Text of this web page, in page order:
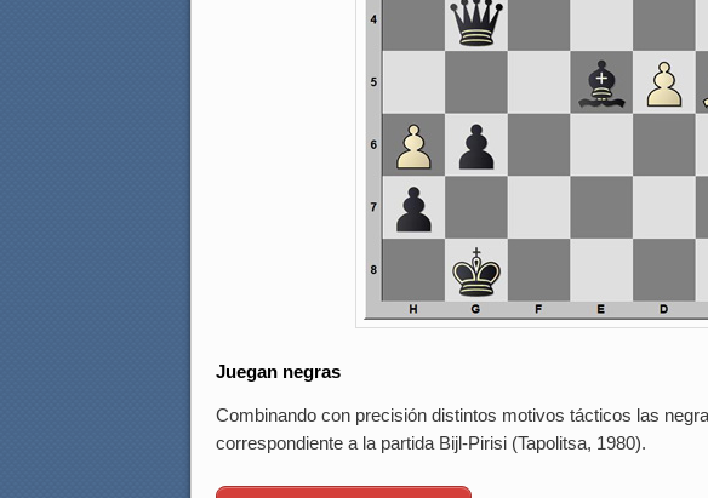
Juegan negras
Combinando con precisión distintos motivos tácticos las
correspondiente a la partida Bijl-Pirisi (Tapolitsa, 1980).